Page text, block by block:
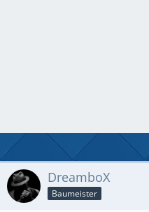
DreamboX
Baumeister